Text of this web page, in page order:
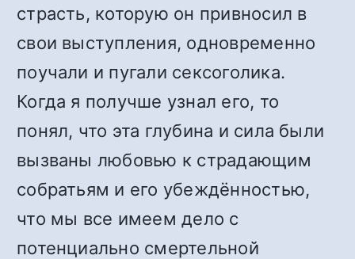
страсть, которую он привносил в
свои выступления, одновременно
поучали и пугали сексоголика.
Когда я получше узнал его, то
понял, что эта глубина и сила были
вызваны любовью к страдающим
собратьям и его убеждённостью,
что мы все имеем дело с
потенциально смертельной